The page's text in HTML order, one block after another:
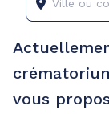
vous